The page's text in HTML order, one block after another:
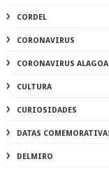
CORDEL
CORONAVIRUS
CORONAVIRUS
CULTURA
CURIOSIDADES
DATAS
DELMIRO